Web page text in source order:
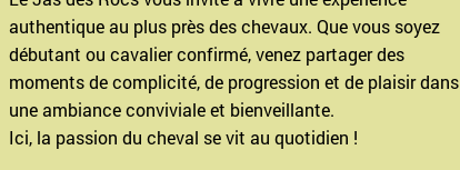
authentique au plus près des chevaux. Que vous soyez
débutant ou cavalier confirmé, venez partager des
moments de complicité, de progression et de plaisir dans
une ambiance conviviale et bienveillante.
Ici, la passion du cheval se vit au quotidien !